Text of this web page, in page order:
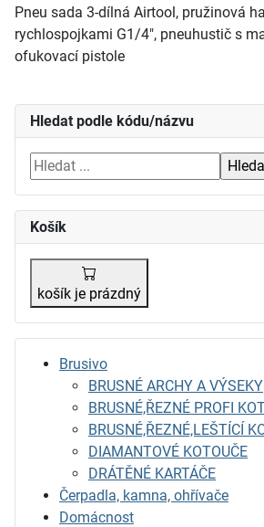
Hledat podle kódu/názvu
Košík
košík je prázdný
Brusivo
BRUSNÉ ARCHY A VÝSEKY
BRUSNÉ,ŘEZNÉ PROFI
BRUSNÉ,ŘEZNÉ,LEŠTÍCÍ
DIAMANTOVÉ KOTOUČE
DRÁTĚNÉ KARTÁČE
Čerpadla, kamna, ohřívače
Domácnost
Pneu sada 3-dílná Airtool, pružinová
rychlospojkami G1/4", pneuhustič s
ofukovací pistole